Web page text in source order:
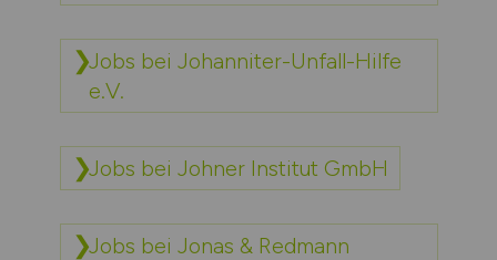
Jobs bei Johanniter-Unfall-Hilfe
e.V.
Jobs bei Johner Institut GmbH
Jobs bei Jonas & Redmann